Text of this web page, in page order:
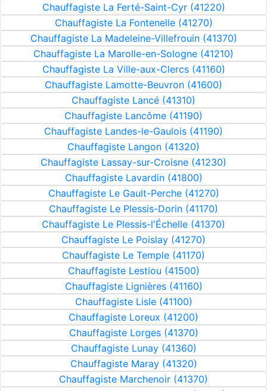
Chauffagiste La Ferté-Saint-Cyr (41220)
Chauffagiste La Fontenelle (41270)
Chauffagiste La Madeleine-Villefrouin (41370)
Chauffagiste La Marolle-en-Sologne (41210)
Chauffagiste La Ville-aux-Clercs (41160)
Chauffagiste Lamotte-Beuvron (41600)
Chauffagiste Lancé (41310)
Chauffagiste Lancôme (41190)
Chauffagiste Landes-le-Gaulois (41190)
Chauffagiste Langon (41320)
Chauffagiste Lassay-sur-Croisne (41230)
Chauffagiste Lavardin (41800)
Chauffagiste Le Gault-Perche (41270)
Chauffagiste Le Plessis-Dorin (41170)
Chauffagiste Le Plessis-l'Échelle (41370)
Chauffagiste Le Poislay (41270)
Chauffagiste Le Temple (41170)
Chauffagiste Lestiou (41500)
Chauffagiste Lignières (41160)
Chauffagiste Lisle (41100)
Chauffagiste Loreux (41200)
Chauffagiste Lorges (41370)
Chauffagiste Lunay (41360)
Chauffagiste Maray (41320)
Chauffagiste Marchenoir (41370)